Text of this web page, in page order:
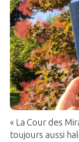
« La Cour des
toujours aussi